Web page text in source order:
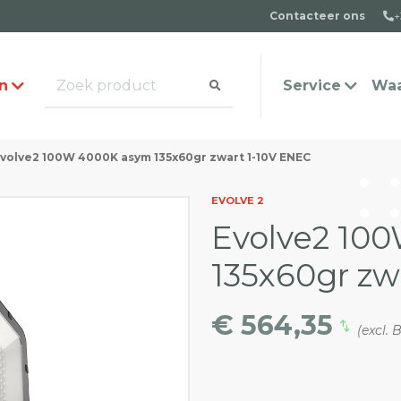
Contacteer ons
Service
Veel gestelde vragen
Contact
100W 4000K asym 135x60gr zwart 1-10V ENEC
EVOLVE 2
Evolve2
135x60gr
€ 564,35 (excl.